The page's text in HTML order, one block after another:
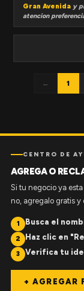
Gran Avenida y
atencion
← 1
CENTRO DE
AGREGA O
Si tu negocio ya
no, agregalo gratis
1 Busca el
2 Haz clic en
3 Verifica tu
+ AGREGAR